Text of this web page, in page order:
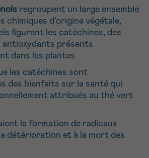
regroupent un large ensemble
chimiques d’origine végétale,
figurent les catéchines, des
antioxydants présents
dans les plantes
les catéchines sont
des bienfaits sur la santé qui
attribués au thé vert
la formation de radicaux
détérioration et à la mort des